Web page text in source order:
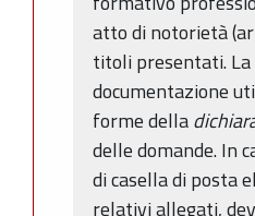
atto di notorietà
titoli presentati.
documentazione
forme della
delle domande. In
di casella di posta
relativi allegati,